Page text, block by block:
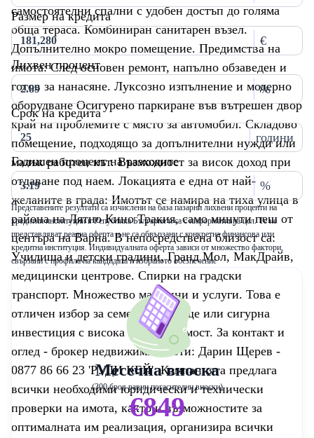
самостоятелни спални с удобен достъп до голяма
обща тераса. Комбиниран санитарен възел.
Допълнително мокро помещение. Предимства на
имота: След основен ремонт, напълно обзаведен и
готов за нанасяне. Луксозно изпълнение и модерно
оборудване Осигурено паркиране във вътрешен двор
край на проблемите с място за автомобил. Складово
помещение, подходящо за допълнителни нужди или
малък работен кът. Възможност за висок доход при
отдаване под наем. Локацията е една от най-
желаните в града: Имотът се намира на тиха улица в
района на Лятно Кино Тракия, само минути пеш от
центъра на Варна. В непосредствена близост са:
Училища и детски градини, Гранд Мол, МакДрайв,
медицински центрове. Спирки на градски
транспорт. Множество магазини и услуги. Това е
отличен избор за семейно жилище или сигурна
инвестиция с висока възвращаемост. За контакт и
оглед - брокер недвижими имоти: Дарин Щерев -
0877 86 66 23 'РУДИ КЕЙ': Компанията предлага
всички необходими юридически и технически
проверки на имота, както и възможностите за
оптималната им реализация, организира всички
Размер на кредита
€
Лихвен процент
%
Срок на кредита
години
Годишен процент на разходите
%
Представените резултати са изчислени на база пазарни лихвени проценти на
кредитни институции в Република България и са с информативна цел. Те не
представляват реална оферта и не са обвързани с конкретна финансова или
кредитна институция. Индивидуалната оферта зависи от множество фактори,
свързани с профила на кандидата и избраното обезпечение
Месечна вноска
(300 броя равни погасителни вноски)
€849